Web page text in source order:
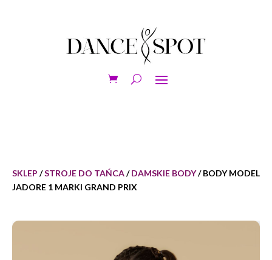
SKLEP /STROJE DO TAŃCA/DAMSKIE BODY/ BODY MODEL
JADORE 1 MARKI GRAND PRIX